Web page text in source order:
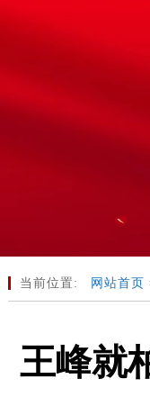
当前位置: 网站首页
王峰就